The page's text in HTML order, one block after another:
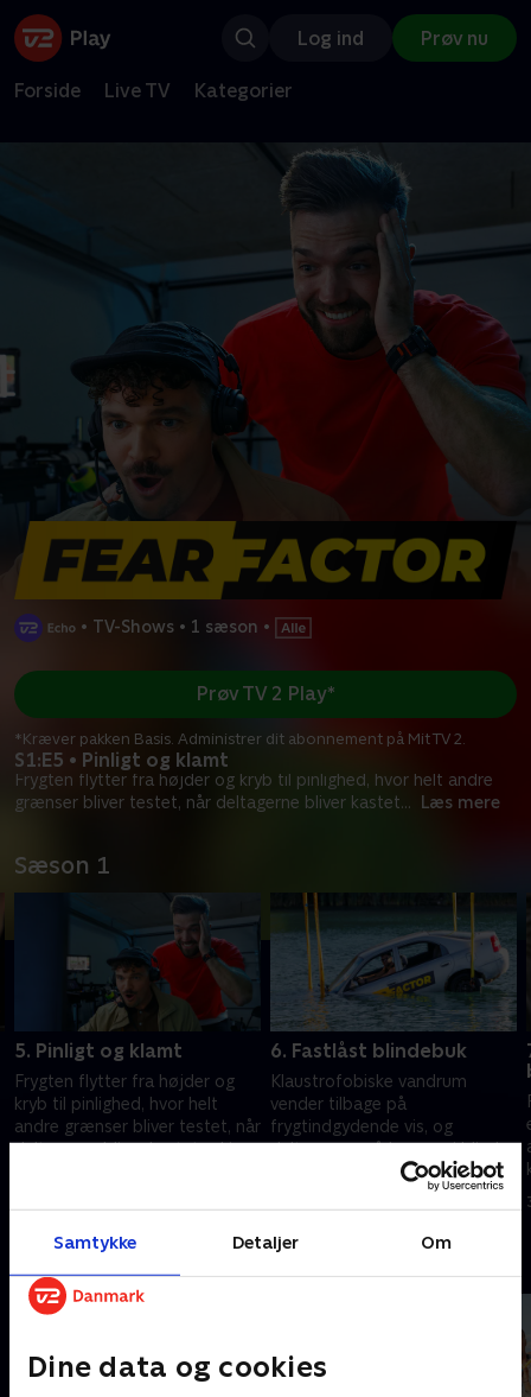
Samtykke Detaljer Om
Dine data og cookies
Log ind Prøv nu
Forside Live TV Kategorier
• TV-Shows • 1 sæson •
S1:E5 • Pinligt og klamt
Frygten flytter fra højder og kryb til pinlighed, hvor helt andre
grænser bliver testet, når deltagerne bliver kastet... Læs mere
Prøv TV 2 Play*
*Kræver pakken Basis. Administrer dit abonnement på Mit TV 2.
Sæson 1
5. Pinligt og klamt
Frygten flytter fra højder og
kryb til pinlighed, hvor helt
andre grænser bliver testet, når
deltagerne bliver kastet ud i
6. Fastlåst blindebuk
Klaustrofobiske vandrum
vender tilbage på
frygtindgydende vis, og
deltagerne må kæmpe i blinde,
mens levende væsener bider
efter dem – og måske i dem.
24. januar 2026 • 34 min
Andre så også